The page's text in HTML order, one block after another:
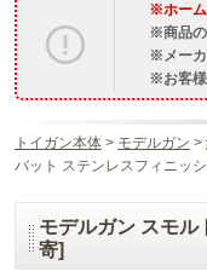
ホー
商品
メー
お客
トイガン本体 > モデルガン >
バット ステンレスフィニッ
モデルガン スモル
寄]